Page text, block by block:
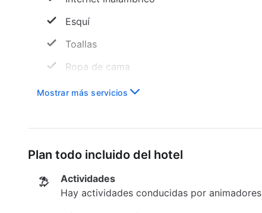
Esquí
Toallas
Ropa de cama
Mobiliario exterior
Entretenimiento nocturno
Personal de animación
Minibar
Mostrar más servicios
Plan todo incluido del hotel
Actividades
Hay actividades conducidas por